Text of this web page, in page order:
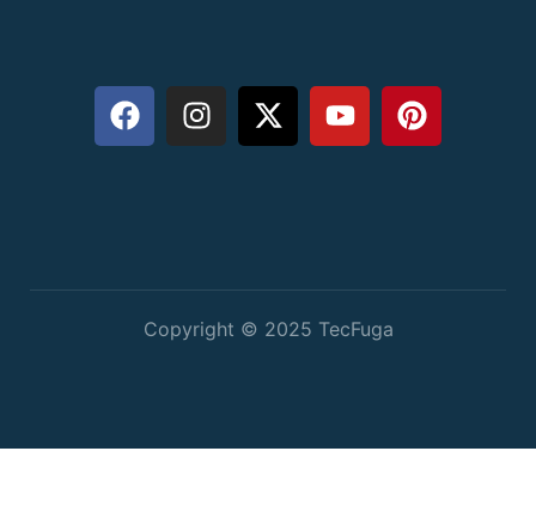
Copyright © 2025 TecFuga